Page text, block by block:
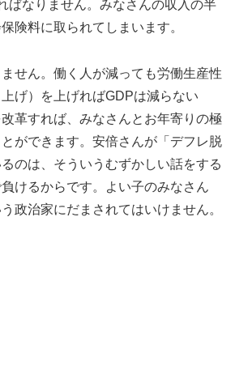
ばなりません。みなさんの収入の半
険料に取られてしまいます。
せん。働く人が減っても労働生産性
上げ）を上げればGDPは減らない
革すれば、みなさんとお年寄りの極
ができます。安倍さんが「デフレ脱
のは、そういうむずかしい話をする
けるからです。よい子のみなさん
政治家にだまされてはいけません。